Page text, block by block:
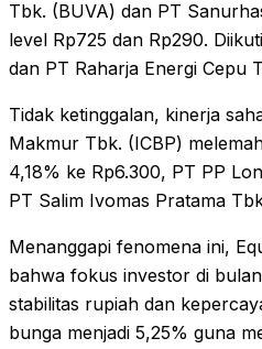
Tbk. (BUVA) dan PT
level Rp725 dan Rp290.
dan PT Raharja Energi Cepu
Tidak ketinggalan, kinerja
Makmur Tbk. (ICBP)
4,18% ke Rp6.300, PT PP
PT Salim Ivomas Pratama
Menanggapi fenomena ini,
bahwa fokus investor di
stabilitas rupiah dan
bunga menjadi 5,25% guna